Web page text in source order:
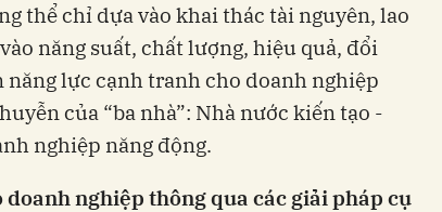
thể chỉ dựa vào khai thác tài nguyên, lao
năng suất, chất lượng, hiệu quả, đổi
năng lực cạnh tranh cho doanh nghiệp
của “ba nhà”: Nhà nước kiến tạo -
nghiệp năng động.
nghiệp thông qua các giải pháp cụ